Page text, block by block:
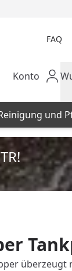
FAQ
Mein Konto
Konto
und